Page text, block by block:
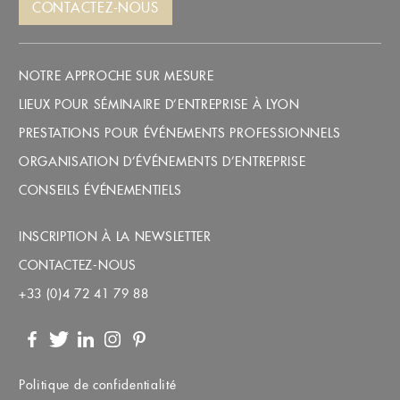
CONTACTEZ-NOUS
NOTRE APPROCHE SUR MESURE
LIEUX POUR SÉMINAIRE D’ENTREPRISE À LYON
PRESTATIONS POUR ÉVÉNEMENTS PROFESSIONNELS
ORGANISATION D’ÉVÉNEMENTS D’ENTREPRISE
CONSEILS ÉVÉNEMENTIELS
INSCRIPTION À LA NEWSLETTER
CONTACTEZ-NOUS
+33 (0)4 72 41 79 88
Politique de confidentialité